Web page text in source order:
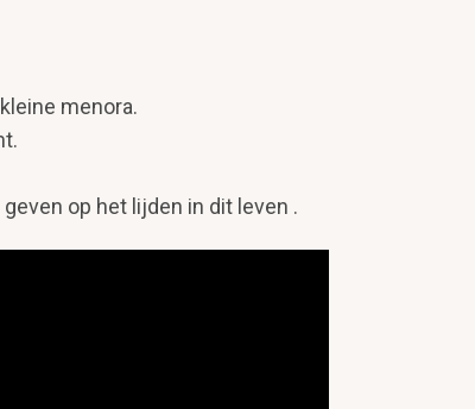
menora.
op het lijden in dit leven .